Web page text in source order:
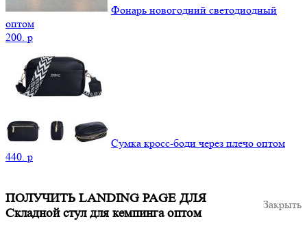
Фонарь новогодний светодиодный
оптом
200. p
Сумка кросс-боди через плечо оптом
440. p
Закрыть
ПОЛУЧИТЬ LANDING PAGE ДЛЯ
Складной стул для кемпинга оптом